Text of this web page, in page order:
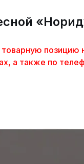
позицию
а также по